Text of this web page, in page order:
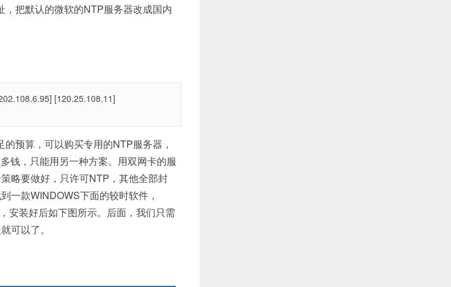
把默认的微软的NTP服务器改成国内
[120.25.108.11]
预算，可以购买专用的NTP服务器，
钱，只能用另一种方案。用双网卡的服
略要做好，只许可NTP，其他全部封
一款WINDOWS下面的较时软件，
安装好后如下图所示。后面，我们只需
可以了。